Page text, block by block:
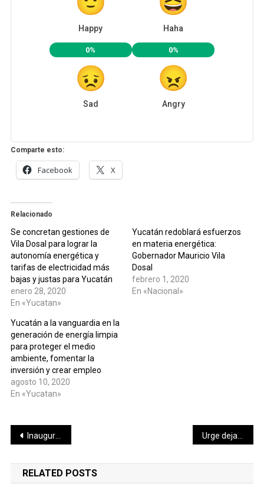
Happy Haha
0%
Sad
0%
Angry
Comparte esto:
Facebook X
Relacionado
Se concretan gestiones de
Vila Dosal para lograr la
autonomía energética y
tarifas de electricidad más
bajas y justas para Yucatán
enero 28, 2020
En «Yucatan»
Yucatán redoblará esfuerzos
en materia energética:
Gobernador Mauricio Vila
Dosal
febrero 1, 2020
En «Nacional»
Yucatán a la vanguardia en la
generación de energía limpia
para proteger el medio
ambiente, fomentar la
inversión y crear empleo
agosto 10, 2020
En «Yucatan»
Navegación
de
entradas
Inaugura Fritz Sierra Taller de Restauración de Imágenes Religiosas
RELATED POSTS